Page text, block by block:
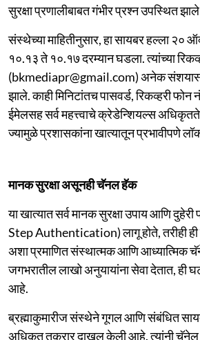
सुरक्षा प्रणालीबाबत गंभीर प्रश्न उपस्थित
संस्थेच्या माहितीनुसार, हा सायबर हल्ला २०
१०.१३ ते १०.१७दरम्यान घडला. त्यांच्या
(bkmediapr@gmail.com) अनेक
झाले. काही मिनिटांतच पासवर्ड, रिकव्हरी फोन
ईमेलसह सर्व महत्त्वाचे क्रेडेन्शियल्स
ज्यामुळे प्रशासकांना खात्यातून प्रभावीपणे
मानक सुरक्षा असूनही चॅनल हॅक
या खात्यात सर्व मानक सुरक्षा उपाय आणि
Step Authentication) लागू होते, तरीही
अशा प्रमाणित संस्थात्मक आणि आध्यात्मिक
जगभरातील लाखो अनुयायांना सेवा देतात, ही
आहे.
ब्रह्माकुमारीज संस्थेने गूगल आणि संबंधित
अधिकृत तक्रार दाखल केली आहे. त्यांनी चॅनेल